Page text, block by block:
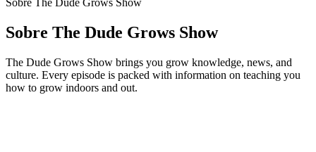
Sobre The Dude Grows Show
Sobre The Dude Grows Show
The Dude Grows Show brings you grow knowledge, news, and
culture. Every episode is packed with information on teaching you
how to grow indoors and out.